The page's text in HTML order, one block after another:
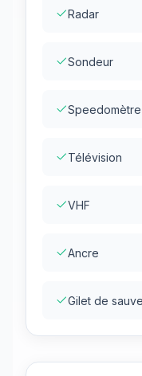
Radar
Sondeur
Speedomètre
Télévision
VHF
Ancre
Gilet de